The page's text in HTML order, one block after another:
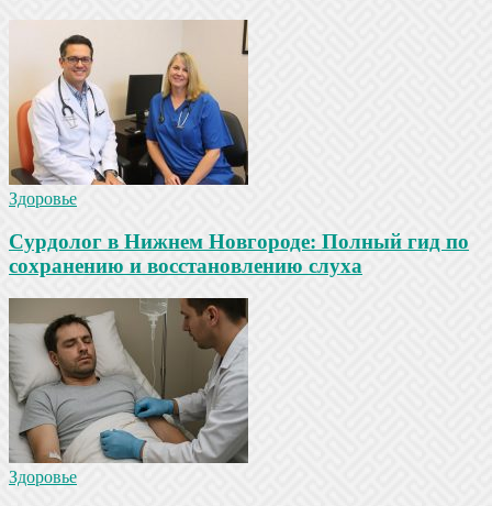
Здоровье
Сурдолог в Нижнем Новгороде: Полный гид по
сохранению и восстановлению слуха
Здоровье